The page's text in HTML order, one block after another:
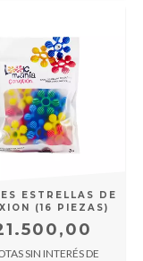
ESTRELLAS DE
(16 PIEZAS)
SIN INTERÉS DE